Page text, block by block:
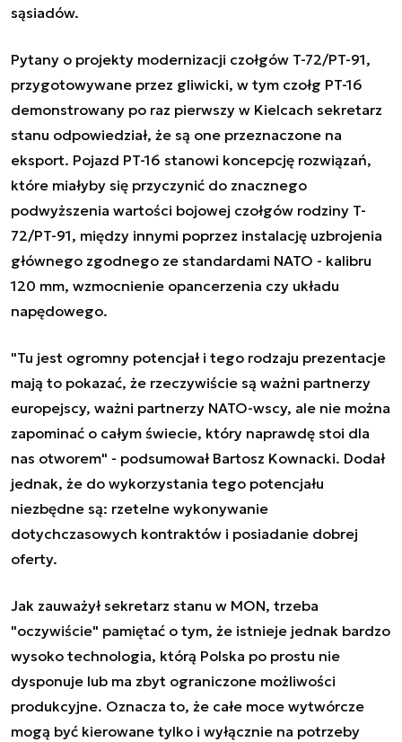
sąsiadów.
Pytany o projekty modernizacji czołgów T-72/PT-91,
przygotowywane przez gliwicki, w tym czołg PT-16
demonstrowany po raz pierwszy w Kielcach sekretarz
stanu odpowiedział, że są one przeznaczone na
eksport. Pojazd PT-16 stanowi koncepcję rozwiązań,
które miałyby się przyczynić do znacznego
podwyższenia wartości bojowej czołgów rodziny T-
72/PT-91, między innymi poprzez instalację uzbrojenia
głównego zgodnego ze standardami NATO - kalibru
120 mm, wzmocnienie opancerzenia czy układu
napędowego.
"Tu jest ogromny potencjał i tego rodzaju prezentacje
mają to pokazać, że rzeczywiście są ważni partnerzy
europejscy, ważni partnerzy NATO-wscy, ale nie można
zapominać o całym świecie, który naprawdę stoi dla
nas otworem" - podsumował Bartosz Kownacki. Dodał
jednak, że do wykorzystania tego potencjału
niezbędne są: rzetelne wykonywanie
dotychczasowych kontraktów i posiadanie dobrej
oferty.
Jak zauważył sekretarz stanu w MON, trzeba
"oczywiście" pamiętać o tym, że istnieje jednak bardzo
wysoko technologia, którą Polska po prostu nie
dysponuje lub ma zbyt ograniczone możliwości
produkcyjne. Oznacza to, że całe moce wytwórcze
mogą być kierowane tylko i wyłącznie na potrzeby